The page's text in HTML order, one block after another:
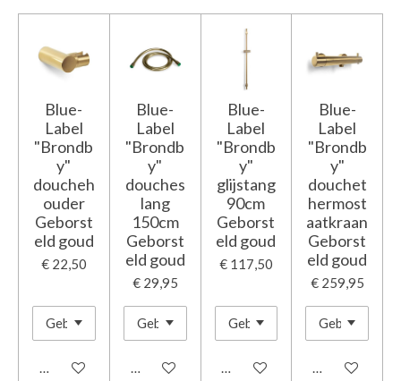
Blue-
Label
"Brondb
y"
doucheh
ouder
Geborst
eld goud
€ 22,50
In winkelwagen
Blue-
Label
"Brondb
y"
douches
lang
150cm
Geborst
eld goud
€ 29,95
In winkelwagen
Blue-
Label
"Brondb
y"
glijstang
90cm
Geborst
eld goud
€ 117,50
In winkelwagen
Blue-
Label
"Brondb
y"
douchet
hermost
aatkraan
Geborst
eld goud
€ 259,95
In